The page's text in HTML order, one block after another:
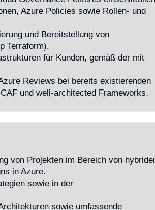
Azure Policies sowie Rollen- und
und Bereitstellung von
Terraform).
für Kunden, gemäß der mit
Reviews bei bereits existierenden
und well-architected Frameworks.
von Projekten im Bereich von
in Azure.
sowie in der
sowie umfassende